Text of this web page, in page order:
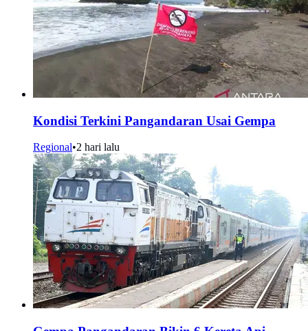
Kondisi Terkini Pangandaran Usai Gempa
Regional•2 hari lalu